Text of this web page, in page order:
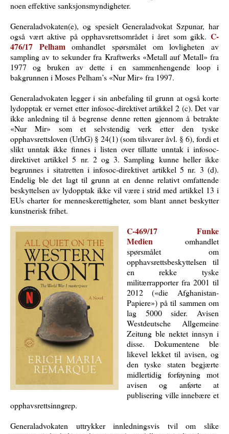
noen effektive sanksjonsmyndigheter.
Generaladvokaten(e), og spesielt Generaladvokat Szpunar, har
også vært aktive på opphavsrettsområdet i året som gikk. C-
476/17 Pelham omhandlet spørsmålet om lovligheten av
sampling av to sekunder fra Kraftwerks «Metall auf Metall» fra
1977 og bruken av dette i en sammenhengende loop i
bakgrunnen i Moses Pelham’s «Nur Mir» fra 1997.
Generaladvokaten legger i sin anbefaling til grunn at også korte
lydopptak er vernet etter infosoc-direktivet artikkel 2 (c). Det var
ikke anledning til å begrense denne retten gjennom å betrakte
«Nur Mir» som et selvstendig verk etter den tyske
opphavsrettsloven (UrhG) § 24(1) (som tilsvarer åvl. § 6), fordi et
slikt unntak ikke finnes i listen over tillatte unntak i infosoc-
direktivet artikkel 5 nr. 2 og 3. Sampling kunne heller ikke
begrunnes i sitatretten i infosoc-direktivet artikkel 5 nr. 3 (d).
Endelig ble det lagt til grunn at en denne relativt omfattende
beskyttelsen av lydopptak ikke vil være i strid med artikkel 13 i
EUs charter for menneskerettigheter, som blant annet beskytter
kunstnerisk frihet.
C‑469/17 Funke
Medien omhandlet
spørsmålet om
opphavsrettsbeskyttelsen til
en rekke tyske
militærrapporter fra 2001 til
2012 («die Afghanistan-
Papiere») på til sammen om
lag 5000 sider. Avisen
Westdeutsche Allgemeine
Zeitung ble nektet innsyn i
disse. Dokumentene ble
likevel lekket til avisen, og
den tyske staten begjærte
midlertidig forføyning mot
avisen og anførte at
publisering ville innebære et
opphavsrettsinngrep.
Generaladvokaten uttrykker innledningsvis tvil om slike